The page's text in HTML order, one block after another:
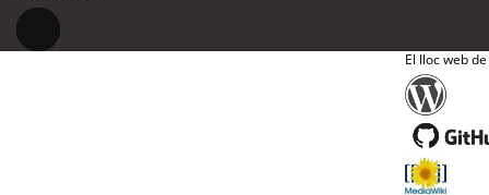
El lloc web